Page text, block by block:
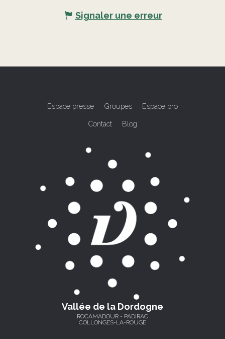
Signaler une erreur
Espace presse Groupes Espace pro
Contact Blog
Vallée de la Dordogne
ROCAMADOUR - PADIRAC
COLLONGES-LA-ROUGE